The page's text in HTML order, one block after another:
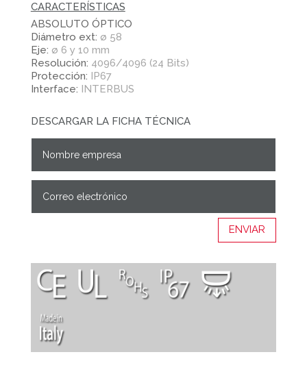
CARACTERÍSTICAS
ABSOLUTO ÓPTICO
Diámetro ext: ø 58
Eje: ø 6 y 10 mm
Resolución: 4096/4096 (24 Bits)
Protección: IP67
Interface: INTERBUS
DESCARGAR LA FICHA TÉCNICA
ENVIAR